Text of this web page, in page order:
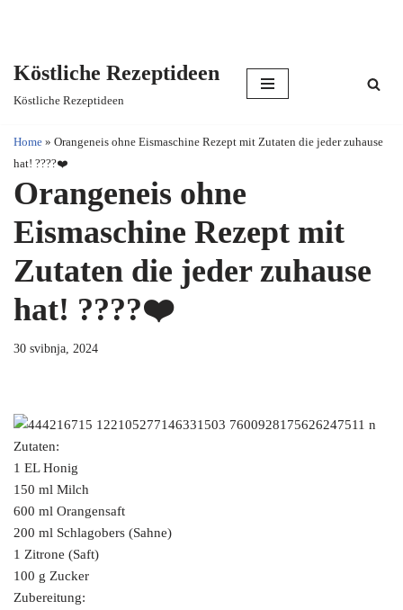
content
Köstliche Rezeptideen
Köstliche Rezeptideen
Home » Orangeneis ohne Eismaschine Rezept mit Zutaten die jeder zuhause
hat! ????❤️
Orangeneis ohne
Eismaschine Rezept mit
Zutaten die jeder zuhause
hat! ????❤️
30 svibnja, 2024
Zutaten:
1 EL Honig
150 ml Milch
600 ml Orangensaft
200 ml Schlagobers (Sahne)
1 Zitrone (Saft)
100 g Zucker
Zubereitung: